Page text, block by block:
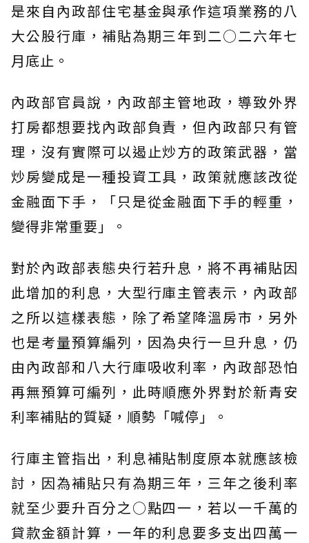
是來自內政部住宅基金與承作這項業務的八
大公股行庫，補貼為期三年到二○二六年七
月底止。
內政部官員說，內政部主管地政，導致外界
打房都想要找內政部負責，但內政部只有管
理，沒有實際可以遏止炒方的政策武器，當
炒房變成是一種投資工具，政策就應該改從
金融面下手，「只是從金融面下手的輕重，
變得非常重要」。
對於內政部表態央行若升息，將不再補貼因
此增加的利息，大型行庫主管表示，內政部
之所以這樣表態，除了希望降溫房市，另外
也是考量預算編列，因為央行一旦升息，仍
由內政部和八大行庫吸收利率，內政部恐怕
再無預算可編列，此時順應外界對於新青安
利率補貼的質疑，順勢「喊停」。
行庫主管指出，利息補貼制度原本就應該檢
討，因為補貼只有為期三年，三年之後利率
就至少要升百分之○點四一，若以一千萬的
貸款金額計算，一年的利息要多支出四萬一